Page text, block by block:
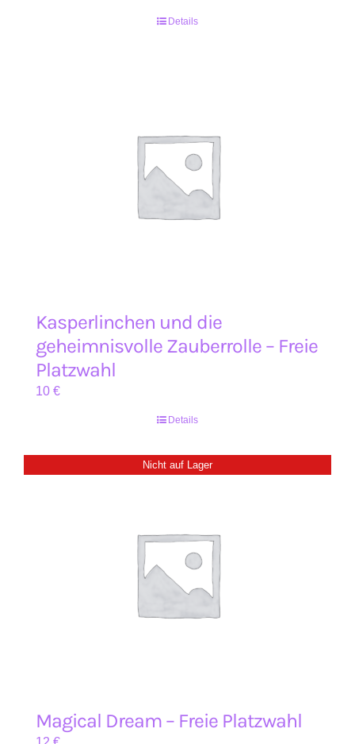
Details
Kasperlinchen und die
geheimnisvolle Zauberrolle – Freie
Platzwahl
10 €
Details
Nicht auf Lager
Magical Dream – Freie Platzwahl